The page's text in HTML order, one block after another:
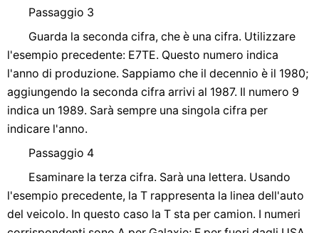
Passaggio 3
Guarda la seconda cifra, che è una cifra. Utilizzare
l'esempio precedente: E7TE. Questo numero indica
l'anno di produzione. Sappiamo che il decennio è il 1980;
aggiungendo la seconda cifra arrivi al 1987. Il numero 9
indica un 1989. Sarà sempre una singola cifra per
indicare l'anno.
Passaggio 4
Esaminare la terza cifra. Sarà una lettera. Usando
l'esempio precedente, la T rappresenta la linea dell'auto
del veicolo. In questo caso la T sta per camion. I numeri